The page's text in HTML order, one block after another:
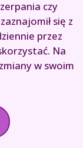
czy
się z
przez
Na
w swoim